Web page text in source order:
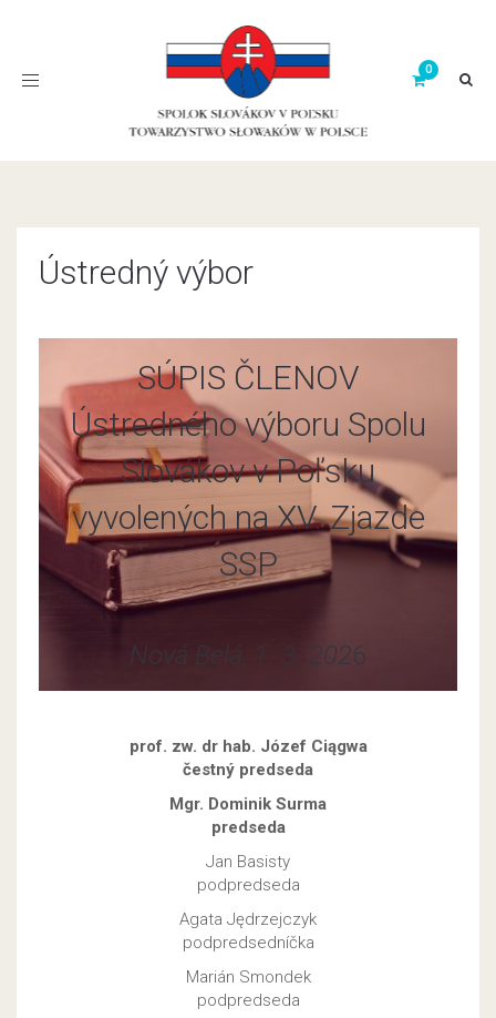
Toggle
Ústredný výbor
SÚPIS ČLENOV
Ústredného výboru Spolu
Slovákov v Poľsku
vyvolených na XV. Zjazde
SSP
Nová Belá, 1. 3. 2026
prof. zw. dr hab. Józef Ciągwa
čestný predseda
Mgr. Dominik Surma
predseda
Jan Basisty
podpredseda
Agata Jędrzejczyk
podpredsedníčka
Marián Smondek
podpredseda